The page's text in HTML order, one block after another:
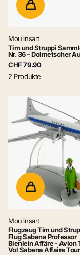
Moulinsart
Tim und Struppi
Nr. 36 – Dolmetscher
CHF 79.90
2 Produkte
Moulinsart
Flugzeug Tim und
Flug Sabena Professor
Bienlein Affäre - Avion
Vol Sabena Affaire